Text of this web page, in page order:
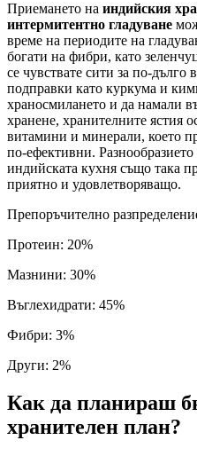
Приемането на индийския
интермитентно гладуване
време на периодите на
богати на фибри, като
се чувствате сити за по-дълго
подправки като куркума и
храносмилането и да намали
хранене, хранителните ястия
витамини и минерали, което
по-ефективни.
индийската кухня също така
приятно и удовлетворяващо.
Препоръчително
Протеин: 20%
Мазнини: 30%
Въглехидрати: 45%
Фибри: 3%
Други: 2%
Как да планираш
хранителен план?